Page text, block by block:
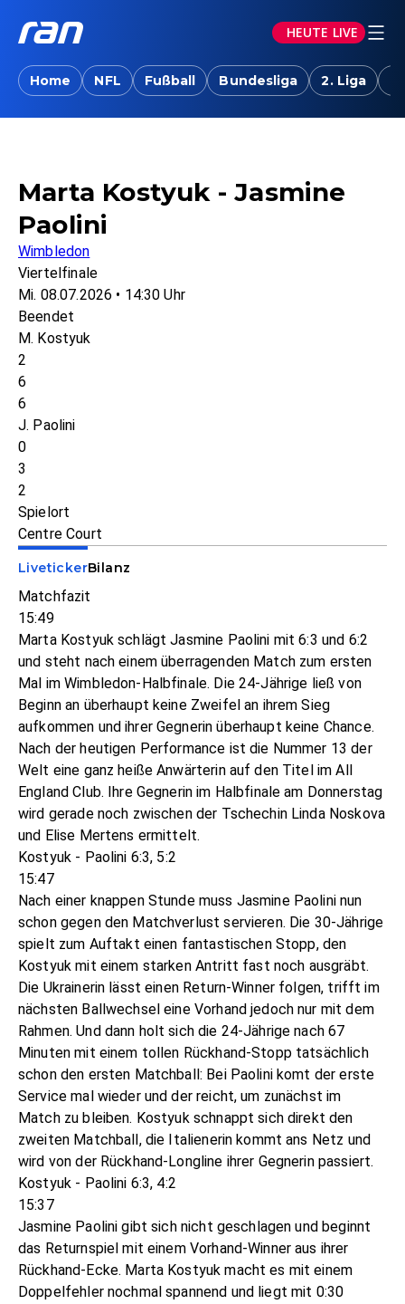
HEUTE LIVE
Home NFL Fußball Bundesliga 2. Liga
Marta Kostyuk - Jasmine
Paolini
Wimbledon
Viertelfinale
Mi. 08.07.2026 • 14:30 Uhr
Beendet
M. Kostyuk
2
6
6
J. Paolini
0
3
2
Spielort
Centre Court
LivetickerBilanz
Matchfazit
15:49
Marta Kostyuk schlägt Jasmine Paolini mit 6:3 und 6:2
und steht nach einem überragenden Match zum ersten
Mal im Wimbledon-Halbfinale. Die 24-Jährige ließ von
Beginn an überhaupt keine Zweifel an ihrem Sieg
aufkommen und ihrer Gegnerin überhaupt keine Chance.
Nach der heutigen Performance ist die Nummer 13 der
Welt eine ganz heiße Anwärterin auf den Titel im All
England Club. Ihre Gegnerin im Halbfinale am Donnerstag
wird gerade noch zwischen der Tschechin Linda Noskova
und Elise Mertens ermittelt.
Kostyuk - Paolini 6:3, 5:2
15:47
Nach einer knappen Stunde muss Jasmine Paolini nun
schon gegen den Matchverlust servieren. Die 30-Jährige
spielt zum Auftakt einen fantastischen Stopp, den
Kostyuk mit einem starken Antritt fast noch ausgräbt.
Die Ukrainerin lässt einen Return-Winner folgen, trifft im
nächsten Ballwechsel eine Vorhand jedoch nur mit dem
Rahmen. Und dann holt sich die 24-Jährige nach 67
Minuten mit einem tollen Rückhand-Stopp tatsächlich
schon den ersten Matchball: Bei Paolini komt der erste
Service mal wieder und der reicht, um zunächst im
Match zu bleiben. Kostyuk schnappt sich direkt den
zweiten Matchball, die Italienerin kommt ans Netz und
wird von der Rückhand-Longline ihrer Gegnerin passiert.
Kostyuk - Paolini 6:3, 4:2
15:37
Jasmine Paolini gibt sich nicht geschlagen und beginnt
das Returnspiel mit einem Vorhand-Winner aus ihrer
Rückhand-Ecke. Marta Kostyuk macht es mit einem
Doppelfehler nochmal spannend und liegt mit 0:30